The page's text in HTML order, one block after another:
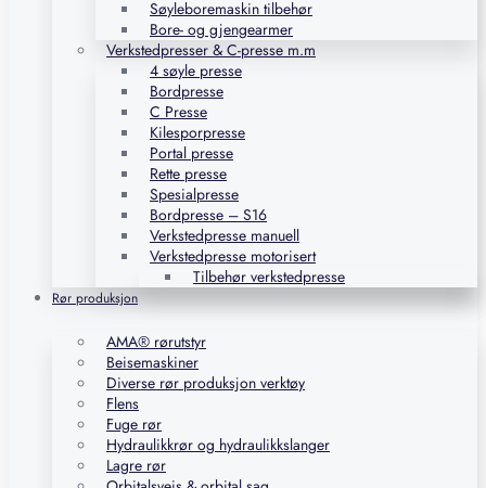
Søyleboremaskin tilbehør
Bore- og gjengearmer
Verkstedpresser & C-presse m.m
4 søyle presse
Bordpresse
C Presse
Kilesporpresse
Portal presse
Rette presse
Spesialpresse
Bordpresse – S16
Verkstedpresse manuell
Verkstedpresse motorisert
Tilbehør verkstedpresse
Rør produksjon
AMA® rørutstyr
Beisemaskiner
Diverse rør produksjon verktøy
Flens
Fuge rør
Hydraulikkrør og hydraulikkslanger
Lagre rør